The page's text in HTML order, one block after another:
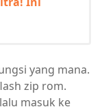
yang mana.
zip rom.
masuk ke